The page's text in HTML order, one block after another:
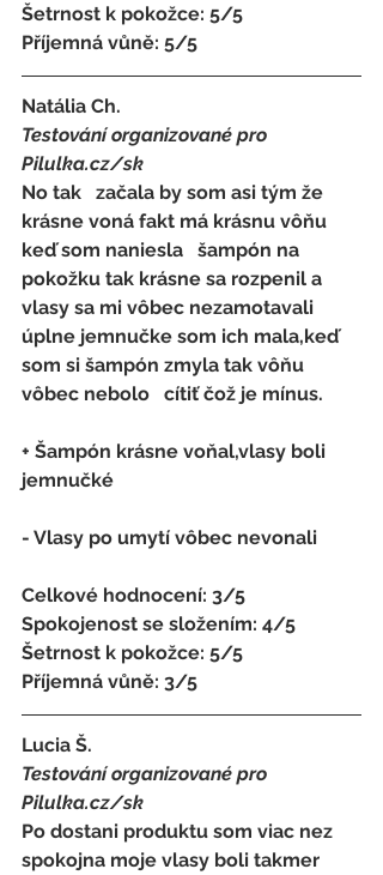
Šetrnost k pokožce: 5/5
Příjemná vůně: 5/5
Natália Ch.
Testování organizované pro
Pilulka.cz/sk
No tak   začala by som asi tým že
krásne voná fakt má krásnu vôňu
keď som naniesla   šampón na
pokožku tak krásne sa rozpenil a
vlasy sa mi vôbec nezamotavali
úplne jemnučke som ich mala,keď
som si šampón zmyla tak vôňu
vôbec nebolo   cítiť čož je mínus.
+ Šampón krásne voňal,vlasy boli
jemnučké
- Vlasy po umytí vôbec nevonali
Celkové hodnocení: 3/5
Spokojenost se složením: 4/5
Šetrnost k pokožce: 5/5
Příjemná vůně: 3/5
Lucia Š.
Testování organizované pro
Pilulka.cz/sk
Po dostani produktu som viac nez
spokojna moje vlasy boli takmer